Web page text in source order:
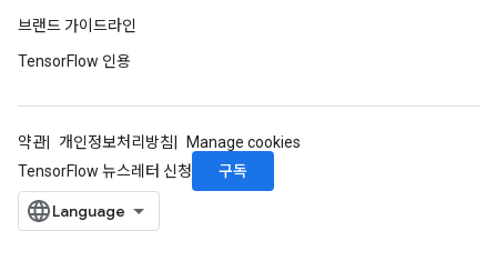
브랜드 가이드라인
TensorFlow 인용
약관 개인정보처리방침
Manage cookies
TensorFlow 뉴스레터 신청
구독